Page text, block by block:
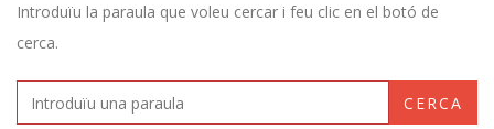
Introduïu la paraula que voleu cercar i feu clic en el botó de
cerca.
CERCA